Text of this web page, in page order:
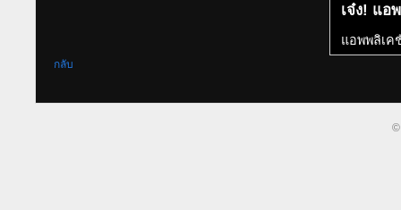
เจ๋ง! แอ
แอพพลิเค
กลับ
©